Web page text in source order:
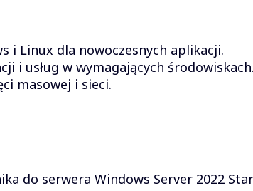
i Linux dla nowoczesnych aplikacji.
i usług w wymagających środowiskach.
masowej i sieci.
do serwera Windows Server 2022